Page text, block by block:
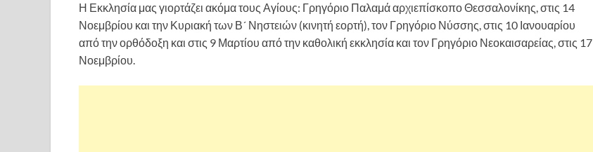
Η Εκκλησία μας γιορτάζει ακόμα τους Αγίους: Γρηγόριο Παλαμά αρχιεπίσκοπο Θεσσαλονίκης, στις 14
Νοεμβρίου και την Κυριακή των Β´ Νηστειών (κινητή εορτή), τον Γρηγόριο Νύσσης, στις 10 Ιανουαρίου
από την ορθόδοξη και στις 9 Μαρτίου από την καθολική εκκλησία και τον Γρηγόριο Νεοκαισαρείας, στις 17
Νοεμβρίου.